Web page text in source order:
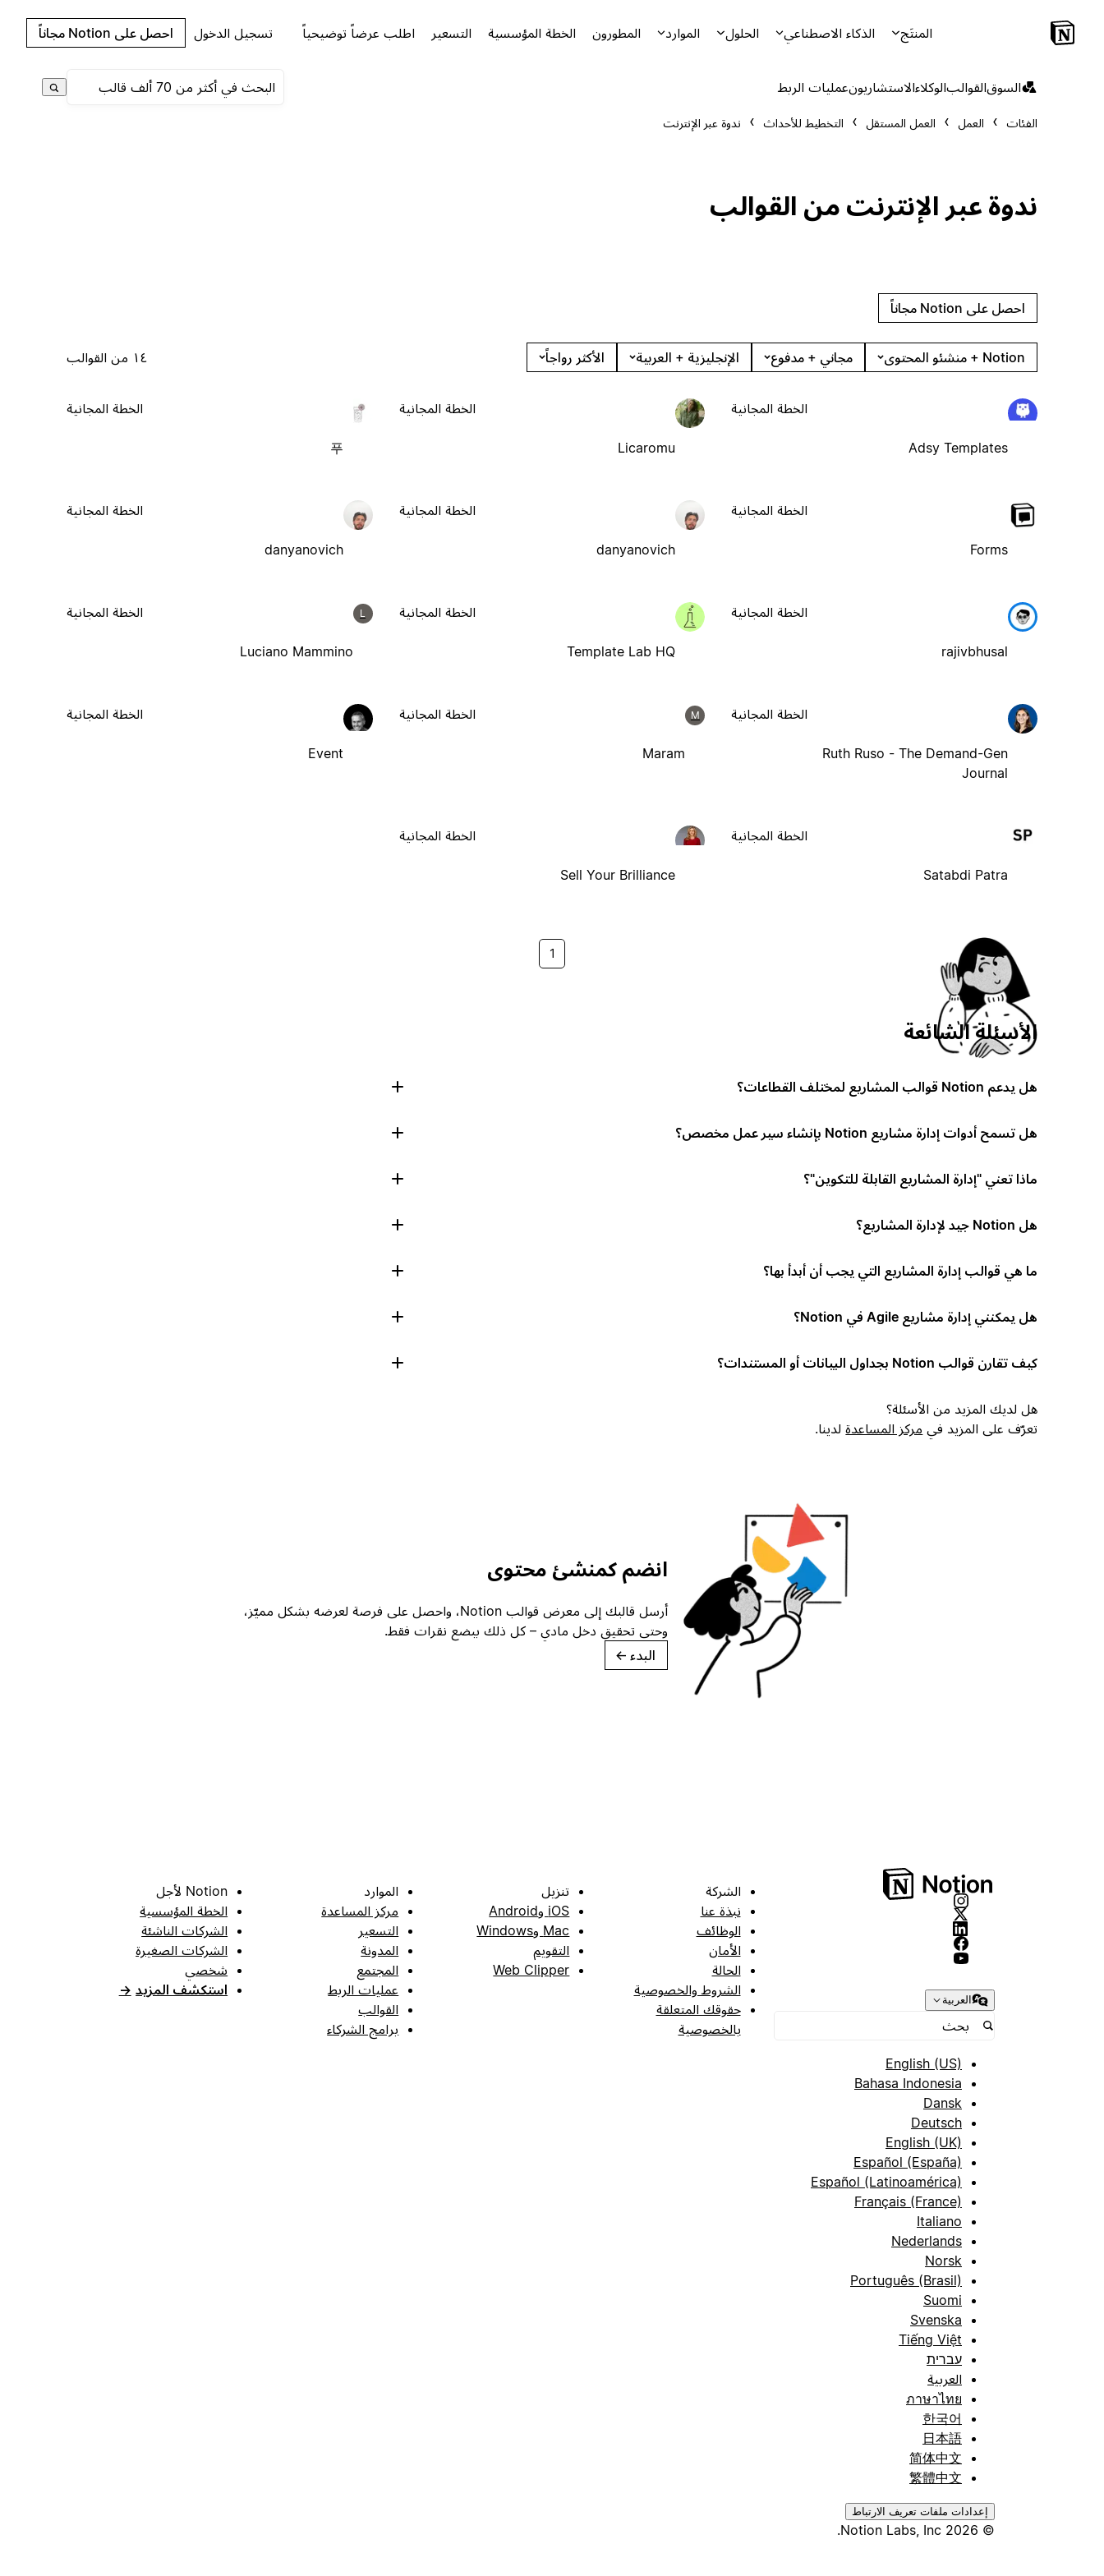
المنتَج الذكاء الاصطناعي الحلول الموارد المطورون الخطة المؤسسية التسعير اطلب عرضاً توضيحياً تسجيل الدخول احصل على Notion مجاناً
السوقالقوالبالوكلاءالاستشاريونعمليات الربط
الفئات العمل العمل المستقل التخطيط للأحداث ندوة عبر الإنترنت
ندوة عبر الإنترنت من القوالب
احصل على Notion مجاناً
Notion + منشئو المحتوى مجاني + مدفوع الإنجليزية + العربية الأكثر رواجاً ١٤ من القوالب
Adsy Templates
الخطة المجانية
Licaromu
الخطة المجانية
푸
الخطة المجانية
Forms
الخطة المجانية
danyanovich
الخطة المجانية
danyanovich
الخطة المجانية
rajivbhusal
الخطة المجانية
Template Lab HQ
الخطة المجانية L
Luciano Mammino
الخطة المجانية
Ruth Ruso - The Demand-Gen
Journal
الخطة المجانية M
Maram
الخطة المجانية
Event
الخطة المجانية
Satabdi Patra
الخطة المجانية
Sell Your Brilliance
الخطة المجانية
1
الأسئلة الشائعة
هل يدعم Notion قوالب المشاريع لمختلف القطاعات؟
هل تسمح أدوات إدارة مشاريع Notion بإنشاء سير عمل مخصص؟
ماذا تعني "إدارة المشاريع القابلة للتكوين"؟
هل Notion جيد لإدارة المشاريع؟
ما هي قوالب إدارة المشاريع التي يجب أن أبدأ بها؟
هل يمكنني إدارة مشاريع Agile في Notion؟
كيف تقارن قوالب Notion بجداول البيانات أو المستندات؟
هل لديك المزيد من الأسئلة؟
تعرّف على المزيد في مركز المساعدةلدينا.
انضم كمنشئ محتوى
أرسل قالبك إلى معرض قوالب Notion، واحصل على فرصة لعرضه بشكل مميّز،
وحتى تحقيق دخل مادي – كل ذلك ببضع نقرات فقط.
البدء →
العربية
English (US)
Bahasa Indonesia
Dansk
Deutsch
English (UK)
Español (España)
Español (Latinoamérica)
Français (France)
Italiano
Nederlands
Norsk
Português (Brasil)
Suomi
Svenska
Tiếng Việt
עברית
العربية
ภาษาไทย
한국어
日本語
简体中文
繁體中文
إعدادات ملفات تعريف الارتباط
© 2026 Notion Labs, Inc.
الشركة
نبذة عنا
الوظائف
الأمان
الحالة
الشروط والخصوصية
حقوقك المتعلقة
بالخصوصية
تنزيل
iOS وAndroid
Mac وWindows
التقويم
Web Clipper
الموارد
مركز المساعدة
التسعير
المدونة
المجتمع
عمليات الربط
القوالب
برامج الشركاء
Notion لأجل
الخطة المؤسسية
الشركات الناشئة
الشركات الصغيرة
شخصي
استكشف المزيد →